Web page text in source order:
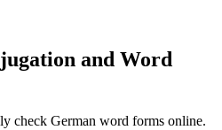
and Word
check German word forms online.